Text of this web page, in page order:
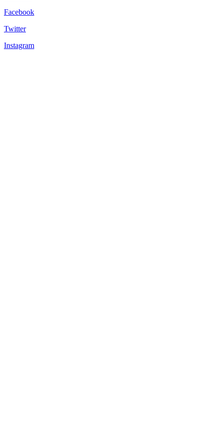
Facebook
Twitter
Instagram